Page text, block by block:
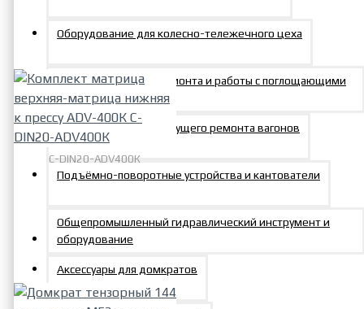
Оборудование для колесно-тележечного цеха
Оборудование для ремонта и работы с поглощающими
аппаратами
Оборудование для текущего ремонта вагонов
Подъёмно-поворотные устройства и кантователи
Общепромышленный гидравлический инструмент и
оборудование
Аксессуары для домкратов
C-DIN20-ADV400К
прессу ADV-400К C-DIN20-
ADV400К